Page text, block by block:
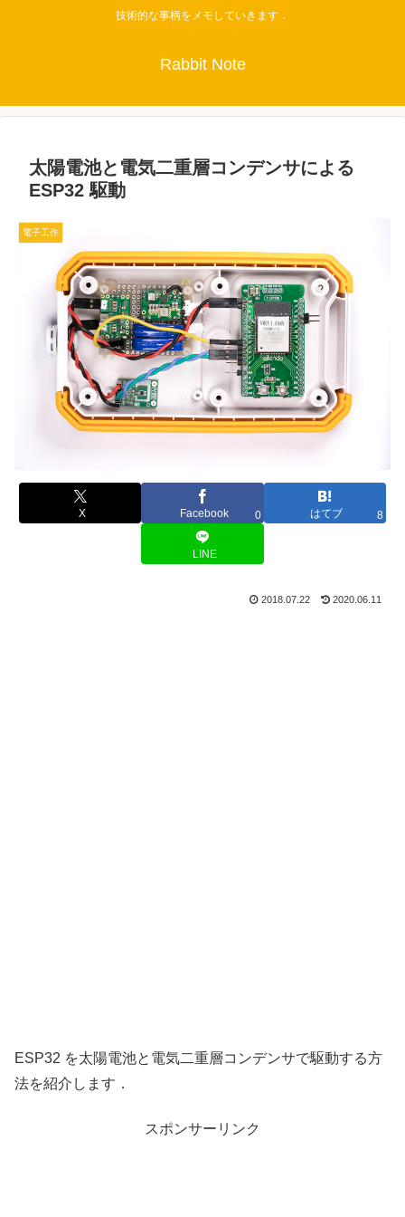
技術的な事柄をメモしていきます．
Rabbit Note
太陽電池と電気二重層コンデンサによる
ESP32 駆動
電子工作
X Facebook 0 はてブ 8
LINE
2018.07.22 2020.06.11
ESP32 を太陽電池と電気二重層コンデンサで駆動する方
法を紹介します．
スポンサーリンク